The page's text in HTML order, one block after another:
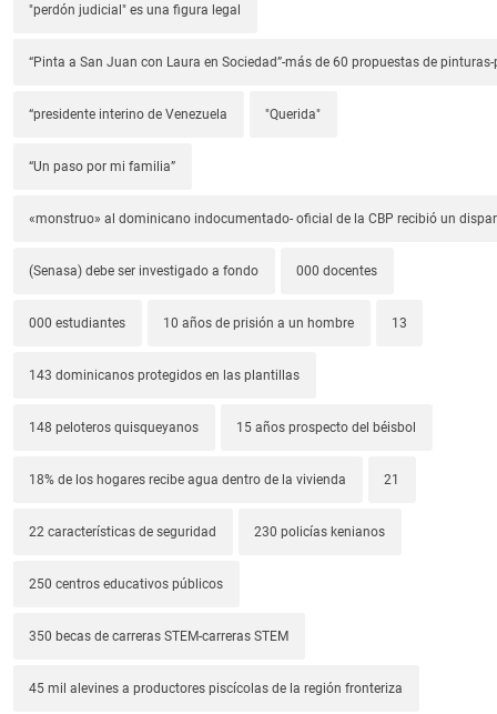
"perdón judicial" es una figura legal
“Pinta a San Juan con Laura en Sociedad”-más de 60 propuestas de
“presidente interino de Venezuela "Querida"
“Un paso por mi familia”
«monstruo» al dominicano indocumentado- oficial de la CBP recibió un
(Senasa) debe ser investigado a fondo 000 docentes
000 estudiantes 10 años de prisión a un hombre 13
143 dominicanos protegidos en las plantillas
148 peloteros quisqueyanos 15 años prospecto del béisbol
18% de los hogares recibe agua dentro de la vivienda 21
22 características de seguridad 230 policías kenianos
250 centros educativos públicos
350 becas de carreras STEM-carreras STEM
45 mil alevines a productores piscícolas de la región fronteriza